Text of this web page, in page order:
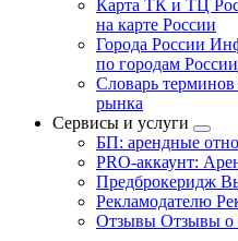
Карта ТК и ТЦ
на карте России
Города России
по городам России
Словарь терминов
рынка
Сервисы и услуги
БП: арендные
PRO-аккаунт:
Предброкеридж
Рекламодателю
Отзывы Отзывы о